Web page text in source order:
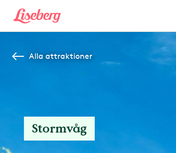
Alla attraktioner
Stormvåg